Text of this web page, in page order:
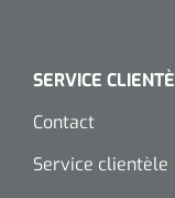
SERVICE
Contact
Service clientèle